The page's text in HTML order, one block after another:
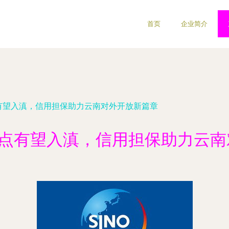
首页 企业简介
望入滇，信用担保助力云南对外开放新篇章
有望入滇，信用担保助力云